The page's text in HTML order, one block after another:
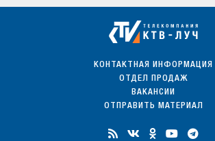
КОНТАКТНАЯ ИНФОРМАЦИЯ
ОТДЕЛ ПРОДАЖ
ВАКАНСИИ
ОТПРАВИТЬ МАТЕРИАЛ